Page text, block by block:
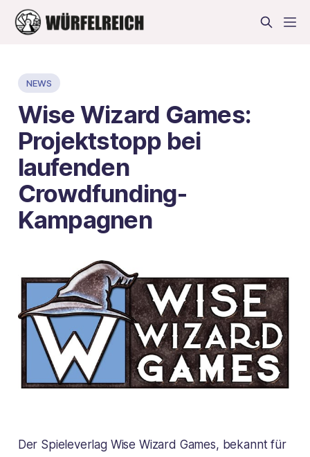
NEWS
Wise Wizard Games:
Projektstopp bei
laufenden
Crowdfunding-
Kampagnen
Der Spieleverlag Wise Wizard Games, bekannt für